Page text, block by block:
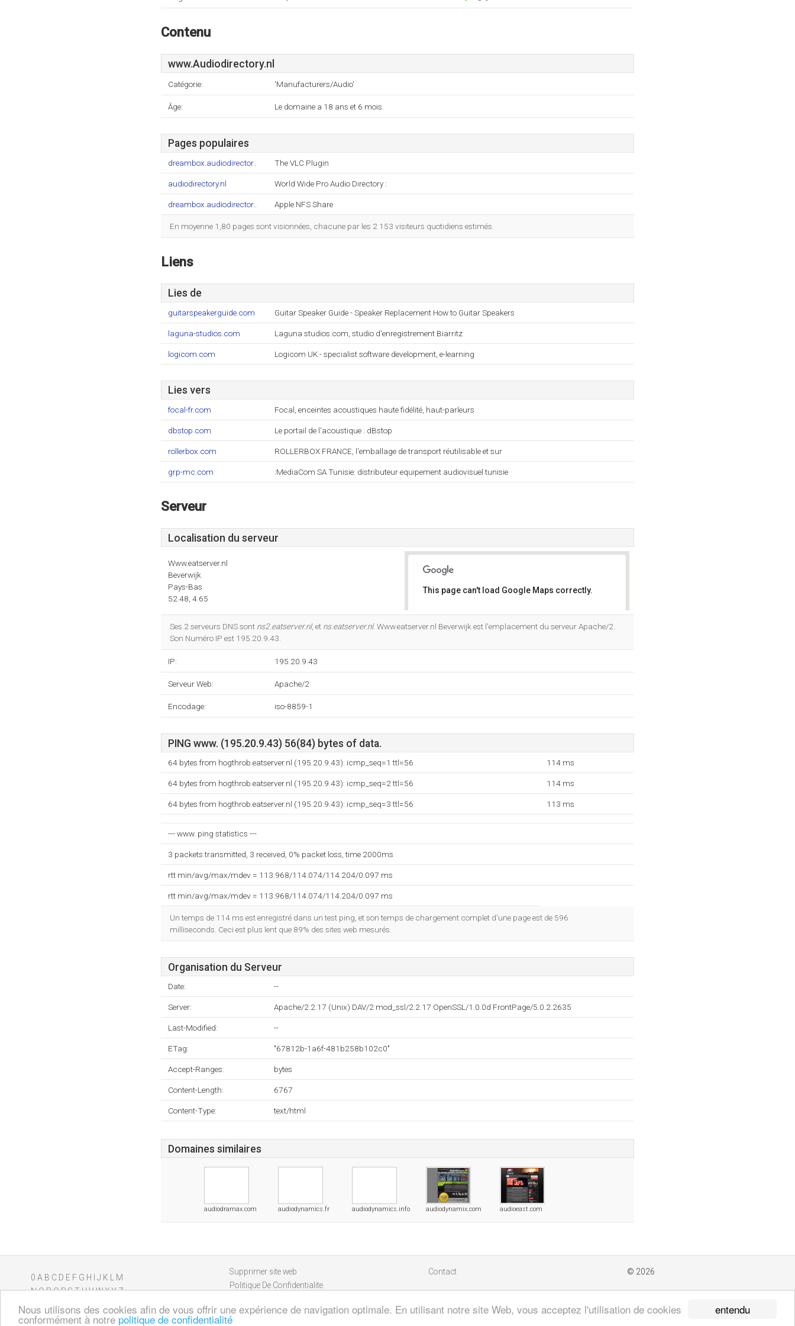
entendu
Nous utilisons des cookies afin de vous offrir une expérience de navigation optimale. En utilisant notre site Web, vous acceptez l'utilisation de cookies
conformément à notre politique de confidentialité
Contenu
www.Audiodirectory.nl
Catégorie: 'Manufacturers/Audio'
Âge: Le domaine a 18 ans et 6 mois.
Pages populaires
dreambox.audiodirector.. The VLC Plugin
audiodirectory.nl World Wide Pro Audio Directory :
dreambox.audiodirector.. Apple NFS Share
En moyenne 1,80 pages sont visionnées, chacune par les 2 153 visiteurs quotidiens estimés.
Liens
Lies de
guitarspeakerguide.com Guitar Speaker Guide - Speaker Replacement How to Guitar Speakers
laguna-studios.com Laguna studios.com, studio d'enregistrement Biarritz
logicom.com Logicom UK - specialist software development, e-learning
Lies vers
focal-fr.com Focal, enceintes acoustiques haute fidélité, haut-parleurs
dbstop.com Le portail de l'acoustique : dBstop
rollerbox.com ROLLERBOX FRANCE, l'emballage de transport réutilisable et sur
grp-mc.com :MediaCom SA Tunisie: distributeur equipement audiovisuel tunisie
Serveur
Localisation du serveur
Www.eatserver.nl
Beverwijk
Pays-Bas
52.48, 4.65
This page can't load Google Maps correctly.
Ses 2 serveurs DNS sont ns2.eatserver.nl, et ns.eatserver.nl. Www.eatserver.nl Beverwijk est l'emplacement du serveur Apache/2.
Son Numéro IP est 195.20.9.43.
IP: 195.20.9.43
Serveur Web: Apache/2
Encodage: iso-8859-1
PING www. (195.20.9.43) 56(84) bytes of data.
64 bytes from hogthrob.eatserver.nl (195.20.9.43): icmp_seq=1 ttl=56 114 ms
64 bytes from hogthrob.eatserver.nl (195.20.9.43): icmp_seq=2 ttl=56 114 ms
64 bytes from hogthrob.eatserver.nl (195.20.9.43): icmp_seq=3 ttl=56 113 ms
--- www. ping statistics ---
3 packets transmitted, 3 received, 0% packet loss, time 2000ms
rtt min/avg/max/mdev = 113.968/114.074/114.204/0.097 ms
rtt min/avg/max/mdev = 113.968/114.074/114.204/0.097 ms
Un temps de 114 ms est enregistré dans un test ping, et son temps de chargement complet d'une page est de 596
milliseconds. Ceci est plus lent que 89% des sites web mesurés.
Organisation du Serveur
Date: --
Server: Apache/2.2.17 (Unix) DAV/2 mod_ssl/2.2.17 OpenSSL/1.0.0d FrontPage/5.0.2.2635
Last-Modified: --
ETag: "67812b-1a6f-481b258b102c0"
Accept-Ranges: bytes
Content-Length: 6767
Content-Type: text/html
Domaines similaires
audiodramax.com audiodynamics.fr audiodynamics.info audiodynamix.com audioeast.com
0 A B C D E F G H J K
M
NOPQRSTUVWXYZ
Supprimer site web
Politique De Confidentialite
Contact © 2026